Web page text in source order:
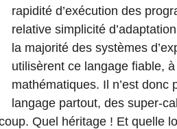
rapidité d’exécution des
relative simplicité
la majorité des systèmes
utilisèrent ce langage fiable,
mathématiques. Il n’est donc
langage partout, des super-
Quel héritage ! Et quelle